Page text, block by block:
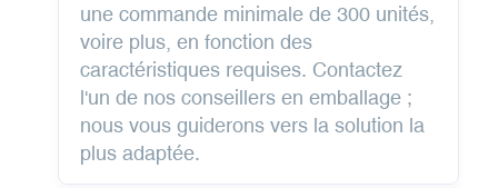
une commande minimale de 300 unités,
voire plus, en fonction des
caractéristiques requises. Contactez
l'un de nos conseillers en emballage ;
nous vous guiderons vers la solution la
plus adaptée.